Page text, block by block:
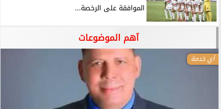
الموافقة على الرخصة...
آهم الموضوعات
أي خدمة